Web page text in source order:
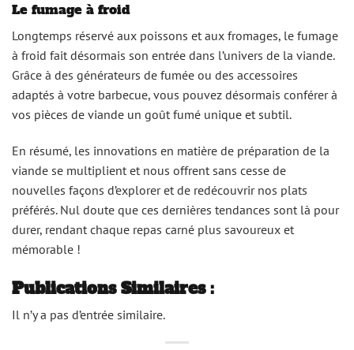
Le fumage à froid
Longtemps réservé aux poissons et aux fromages, le fumage
à froid fait désormais son entrée dans l’univers de la viande.
Grâce à des générateurs de fumée ou des accessoires
adaptés à votre barbecue, vous pouvez désormais conférer à
vos pièces de viande un goût fumé unique et subtil.
En résumé, les innovations en matière de préparation de la
viande se multiplient et nous offrent sans cesse de
nouvelles façons d’explorer et de redécouvrir nos plats
préférés. Nul doute que ces dernières tendances sont là pour
durer, rendant chaque repas carné plus savoureux et
mémorable !
Publications Similaires :
Il n’y a pas d’entrée similaire.